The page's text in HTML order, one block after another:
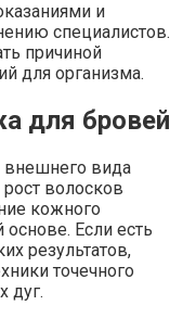
и
специалистов.
причиной
для организма.
для бровей
внешнего вида
волосков
кожного
Если есть
результатов,
точечного
дуг.